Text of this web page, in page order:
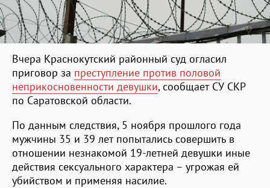
Вчера Краснокутский районный суд огласил
приговор за преступление против половой
неприкосновенности девушки, сообщает СУ СКР
по Саратовской области.
По данным следствия, 5 ноября прошлого года
мужчины 35 и 39 лет попытались совершить в
отношении незнакомой 19-летней девушки иные
действия сексуального характера – угрожая ей
убийством и применяя насилие.